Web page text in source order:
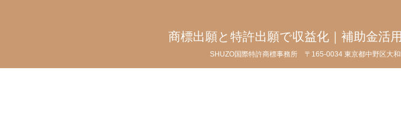
商標出願と特許出願で収益化｜補助金活
SHUZO国際特許商標事務所 〒165-0034 東京都中野区大